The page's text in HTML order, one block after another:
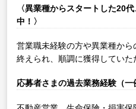
〈異業種からスタートした20
中！〉
営業職未経験の方や異業種か
終えられ、順調に獲得していた
応募者さまの過去業務経験（一